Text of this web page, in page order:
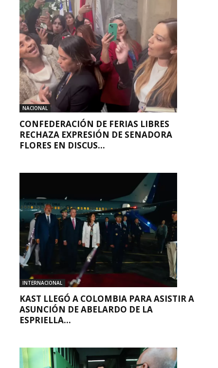
NACIONAL
CONFEDERACIÓN DE FERIAS LIBRES
RECHAZA EXPRESIÓN DE SENADORA
FLORES EN DISCUS...
INTERNACIONAL
KAST LLEGÓ A COLOMBIA PARA ASISTIR A
ASUNCIÓN DE ABELARDO DE LA
ESPRIELLA...